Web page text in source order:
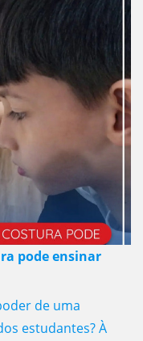
pode ensinar
de uma
estudantes? À